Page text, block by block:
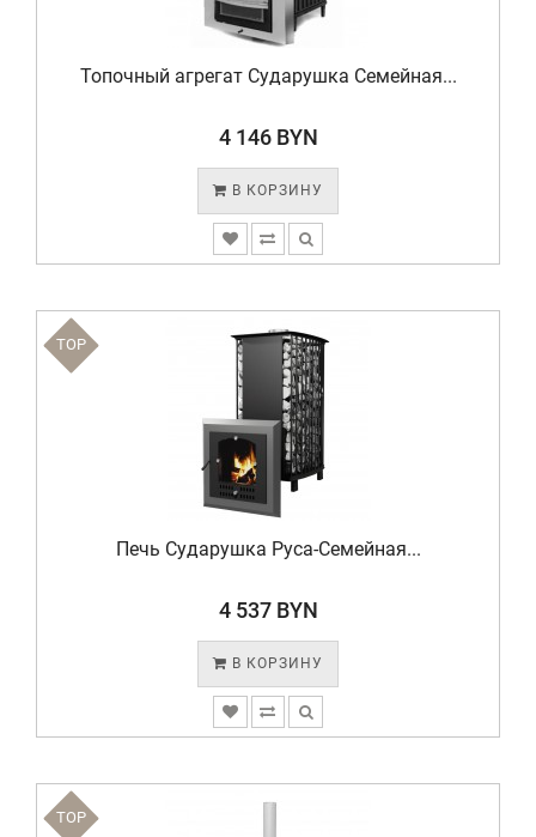
Топочный агрегат Сударушка Семейная...
4 146 BYN
В КОРЗИНУ
TOP
Печь Сударушка Руса-Семейная...
4 537 BYN
В КОРЗИНУ
TOP